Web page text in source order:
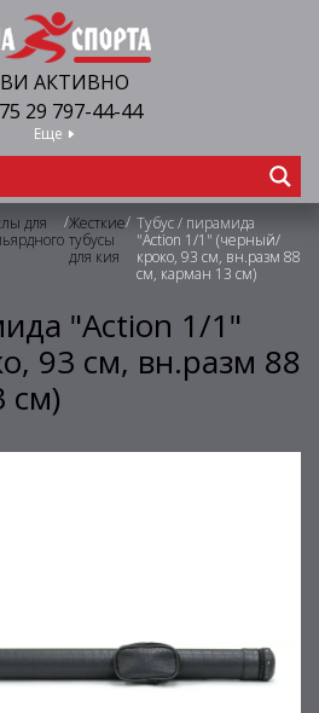
АКТИВНО
29 797-44-44
Еще
для
/Жесткие
тубусы
для кия
/ Тубус / пирамида
"Action 1/1" (черный/
кроко, 93 см, вн.разм 88
см, карман 13 см)
"Action 1/1"
93 см, вн.разм 88
см)